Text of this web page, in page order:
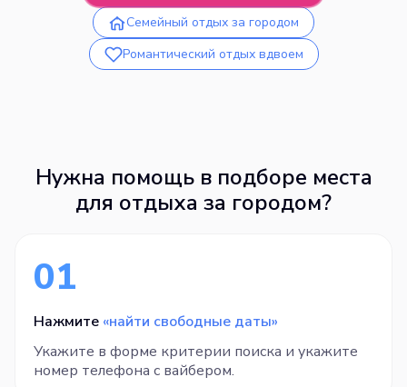
Семейный отдых за городом
Романтический отдых вдвоем
Нужна помощь в подборе места
для отдыха за городом?
01
Нажмите «найти свободные даты»
Укажите в форме критерии поиска и укажите
номер телефона с вайбером.